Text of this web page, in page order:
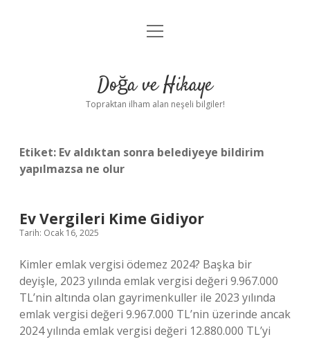
Anasayfa
Yasal Uyarı
menüyü
Doğa ve Hikaye
Topraktan ilham alan neşeli bilgiler!
Etiket: Ev aldıktan sonra belediyeye bildirim
yapılmazsa ne olur
Ev Vergileri Kime Gidiyor
Tarih: Ocak 16, 2025
Kimler emlak vergisi ödemez 2024? Başka bir
deyişle, 2023 yılında emlak vergisi değeri 9.967.000
TL’nin altında olan gayrimenkuller ile 2023 yılında
emlak vergisi değeri 9.967.000 TL’nin üzerinde ancak
2024 yılında emlak vergisi değeri 12.880.000 TL’yi